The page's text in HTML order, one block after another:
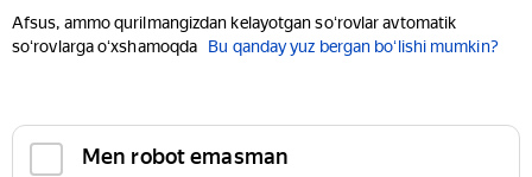
Afsus, ammo qurilmangizdan kelayotgan soʻrovlar avtomatik
soʻrovlarga oʻxshamoqda
Bu qanday yuz bergan boʻlishi mumkin?
Men robot emasman